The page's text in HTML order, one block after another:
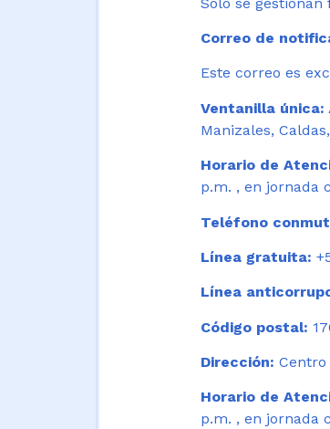
Correo de
Este correo es
Ventanilla única:
Manizales,
Horario de
p.m. , en jornada
Teléfono
Línea gratuita:
Línea
Código postal:
Dirección: Centro
Horario de
p.m. , en jornada